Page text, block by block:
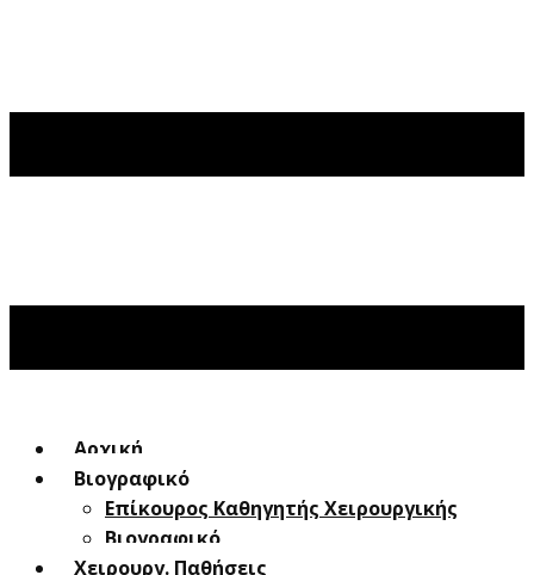
Αρχική
Βιογραφικό
Επίκουρος Καθηγητής Χειρουργικής
Βιογραφικό
Χειρουργ. Παθήσεις